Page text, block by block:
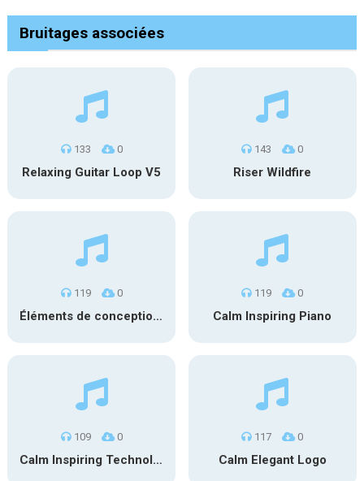
Bruitages associées
133 0
Relaxing Guitar Loop V5
143 0
Riser Wildfire
119 0
Éléments de conception sonore SFX PS 022
119 0
Calm Inspiring Piano
109 0
Calm Inspiring Technology Logo
117 0
Calm Elegant Logo